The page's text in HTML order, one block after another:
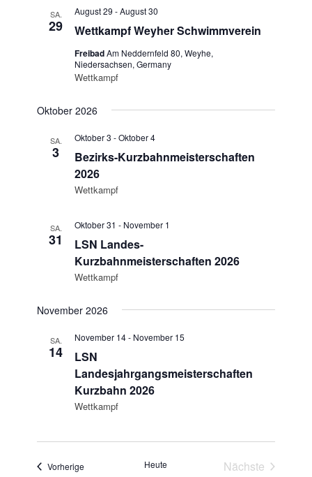
SA.
29 Wettkampf Weyher Schwimmverein
August 29 -August 30
FreibadAm Neddernfeld 80, Weyhe,
Niedersachsen, Germany
Wettkampf
Oktober 2026
SA.
3
Bezirks-Kurzbahnmeisterschaften
2026
Oktober 3 -Oktober 4
Wettkampf
SA.
31
LSN Landes-
Kurzbahnmeisterschaften 2026
Oktober 31 - November 1
Wettkampf
November 2026
SA.
14
LSN
Landesjahrgangsmeisterschaften
Kurzbahn 2026
November 14- November 15
Wettkampf
Vorherige VeranstaltungenHeute
Nächste